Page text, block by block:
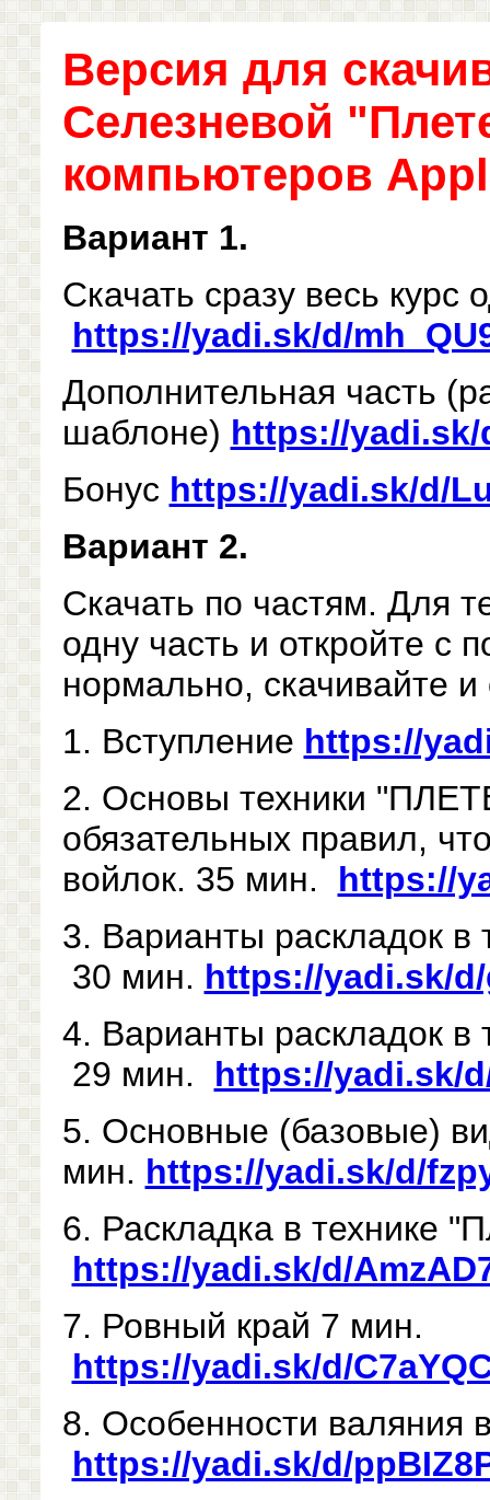
Версия для
Селезневой
компьютеров
Вариант 1.
Скачать сразу весь
https://yadi.sk/d/
Дополнительная часть
шаблоне) https://yadi.sk/
Бонус https://yadi.sk/d/
Вариант 2.
Скачать по частям. Для
одну часть и откройте
нормально, скачивайте
1. Вступление https://
2. Основы техники
обязательных правил,
войлок. 35 мин. https://
3. Варианты раскладок в
30 мин. https://yadi.sk/
4. Варианты раскладок в
29 мин. https://yadi.sk/
5. Основные (базовые)
мин. https://yadi.sk/d/
6. Раскладка в технике
https://yadi.sk/d/
7. Ровный край 7 мин.
https://yadi.sk/d/
8. Особенности валяния
https://yadi.sk/d/